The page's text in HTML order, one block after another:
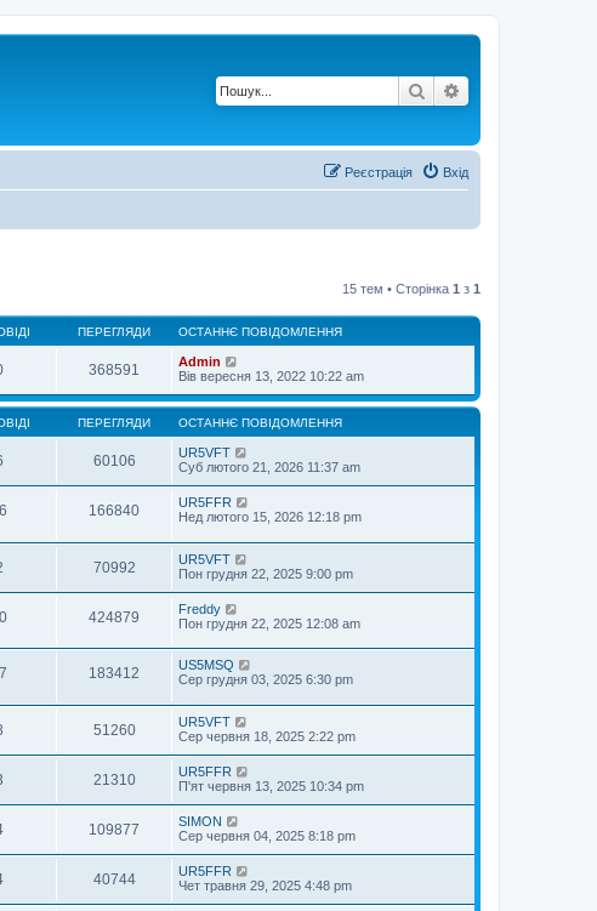
Пошук
Вхід
Реєстрація
15 тем • Сторінка 1 з 1
ПЕРЕГЛЯДИ ОСТАННЄ ПОВІДОМЛЕННЯ
368591
Admin
Вів вересня 13, 2022 10:22 am
ПЕРЕГЛЯДИ ОСТАННЄ ПОВІДОМЛЕННЯ
60106
UR5VFT
Суб лютого 21, 2026 11:37 am
166840
UR5FFR
Нед лютого 15, 2026 12:18 pm
70992
UR5VFT
Пон грудня 22, 2025 9:00 pm
424879
Freddy
Пон грудня 22, 2025 12:08 am
183412
US5MSQ
Сер грудня 03, 2025 6:30 pm
51260
UR5VFT
Сер червня 18, 2025 2:22 pm
21310
UR5FFR
П'ят червня 13, 2025 10:34 pm
109877
SIMON
Сер червня 04, 2025 8:18 pm
40744
UR5FFR
Чет травня 29, 2025 4:48 pm